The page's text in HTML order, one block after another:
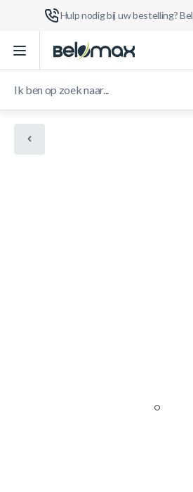
Hulp nodig bij uw bestelling? Bel
Ga naar de inhoud